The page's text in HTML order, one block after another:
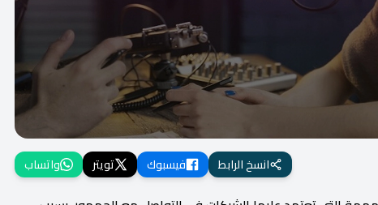
انسخ الرابط فيسبوك تويتر واتساب